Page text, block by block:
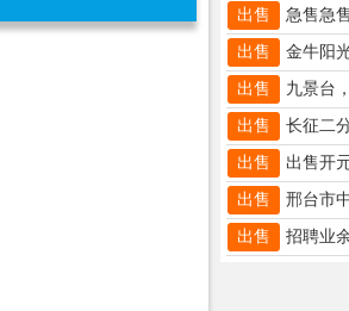
出售
出售
出售
出售
出售
出售
出售